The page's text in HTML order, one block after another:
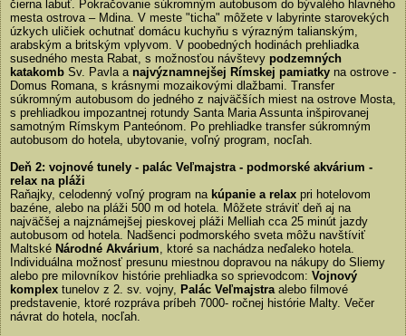
čierna labuť. Pokračovanie súkromným autobusom do bývalého hlavného
mesta ostrova – Mdina. V meste "ticha" môžete v labyrinte starovekých
úzkych uličiek ochutnať domácu kuchyňu s výrazným talianským,
arabským a britským vplyvom. V poobedných hodinách prehliadka
susedného mesta Rabat, s možnosťou návštevy podzemných
katakomb Sv. Pavla a najvýznamnejšej Rímskej pamiatky na ostrove -
Domus Romana, s krásnymi mozaikovými dlažbami. Transfer
súkromným autobusom do jedného z najväčších miest na ostrove Mosta,
s prehliadkou impozantnej rotundy Santa Maria Assunta inšpirovanej
samotným Rímskym Panteónom. Po prehliadke transfer súkromným
autobusom do hotela, ubytovanie, voľný program, nocľah.
Deň 2: vojnové tunely - palác Veľmajstra - podmorské akvárium -
relax na pláži
Raňajky, celodenný voľný program na kúpanie a relax pri hotelovom
bazéne, alebo na pláži 500 m od hotela. Môžete stráviť deň aj na
najväčšej a najznámejšej pieskovej pláži Melliah cca 25 minút jazdy
autobusom od hotela. Nadšenci podmorského sveta môžu navštíviť
Maltské Národné Akvárium, ktoré sa nachádza neďaleko hotela.
Individuálna možnosť presunu miestnou dopravou na nákupy do Sliemy
alebo pre milovníkov histórie prehliadka so sprievodcom: Vojnový
komplex tunelov z 2. sv. vojny, Palác Veľmajstraalebo filmové
predstavenie, ktoré rozpráva príbeh 7000- ročnej histórie Malty. Večer
návrat do hotela, nocľah.